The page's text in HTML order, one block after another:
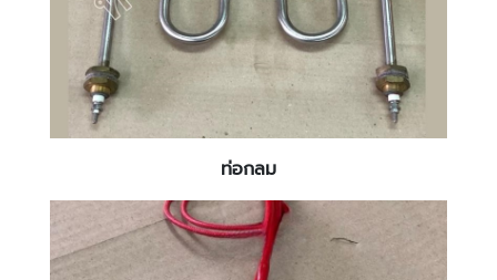
ท่อกลม